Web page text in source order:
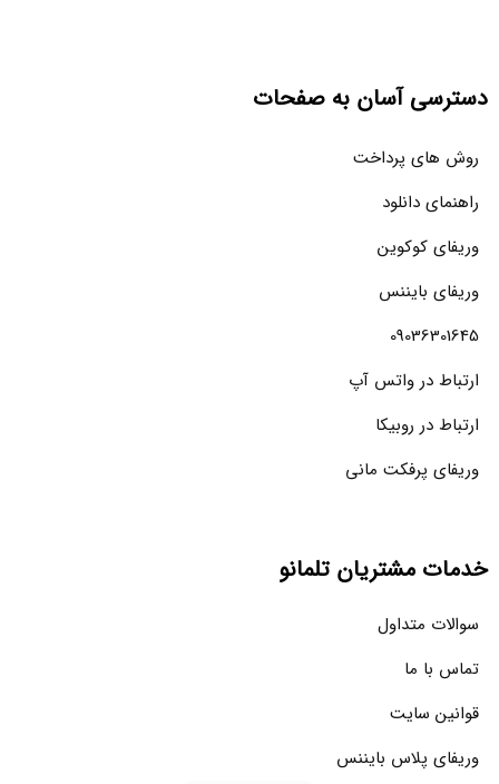
دسترسی آسان به صفحات
روش های پرداخت
راهنمای دانلود
وریفای کوکوین
وریفای بایننس
09036301645
ارتباط در واتس آپ
ارتباط در روبیکا
وریفای پرفکت مانی
خدمات مشتریان تلمانو
سوالات متداول
تماس با ما
قوانین سایت
وریفای پلاس بایننس